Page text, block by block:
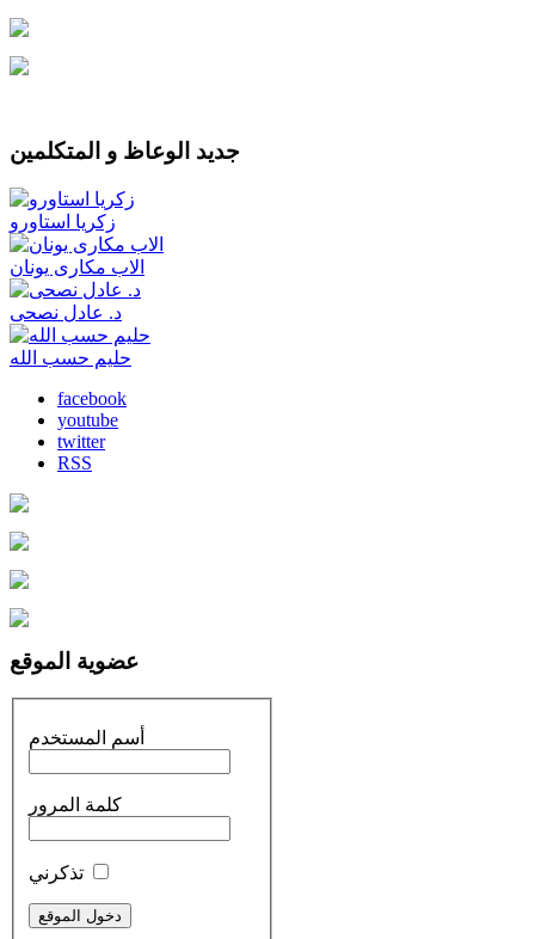
جديد الوعاظ و المتكلمين
زكريا استاورو
الاب مكارى يونان
د. عادل نصحى
حليم حسب الله
facebook
youtube
twitter
RSS
عضوية الموقع
أسم المستخدم
كلمة المرور